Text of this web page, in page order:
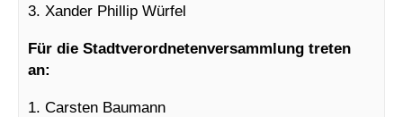
3. Xander Phillip Würfel
Für die Stadtverordnetenversammlung treten
an:
1. Carsten Baumann